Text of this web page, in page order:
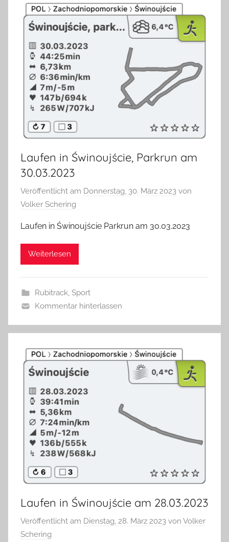
Laufen in Świnoujście, Parkrun am
30.03.2023
Veröffentlicht am Donnerstag, 30. März 2023 von
Volker Schering
Laufen in Świnoujście Parkrun am 30.03.2023
Weiterlesen
Rubitrack, Sport
Kommentar hinterlassen
Laufen in Świnoujście am 28.03.2023
Veröffentlicht am Dienstag, 28. März 2023 von Volker
Schering